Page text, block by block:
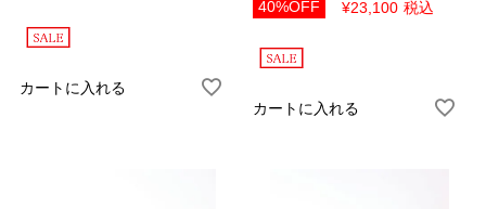
カートに入れる
40%OFF ¥23,100 税込
カートに入れる